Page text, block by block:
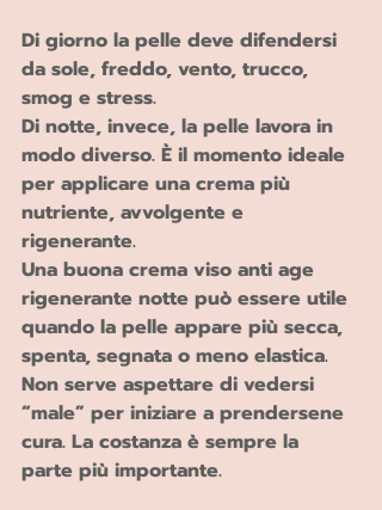
Di giorno la pelle deve difendersi
da sole, freddo, vento, trucco,
smog e stress.
Di notte, invece, la pelle lavora in
modo diverso. È il momento ideale
per applicare una crema più
nutriente, avvolgente e
rigenerante.
Una buona crema viso anti age
rigenerante notte può essere utile
quando la pelle appare più secca,
spenta, segnata o meno elastica.
Non serve aspettare di vedersi
“male” per iniziare a prendersene
cura. La costanza è sempre la
parte più importante.